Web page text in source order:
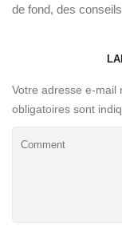
de fond, des
Votre adresse e-mail
obligatoires sont